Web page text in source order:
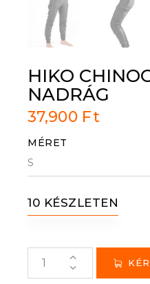
HIKO
NADRÁG
37,900 Ft
MÉRET
10 KÉSZLETEN